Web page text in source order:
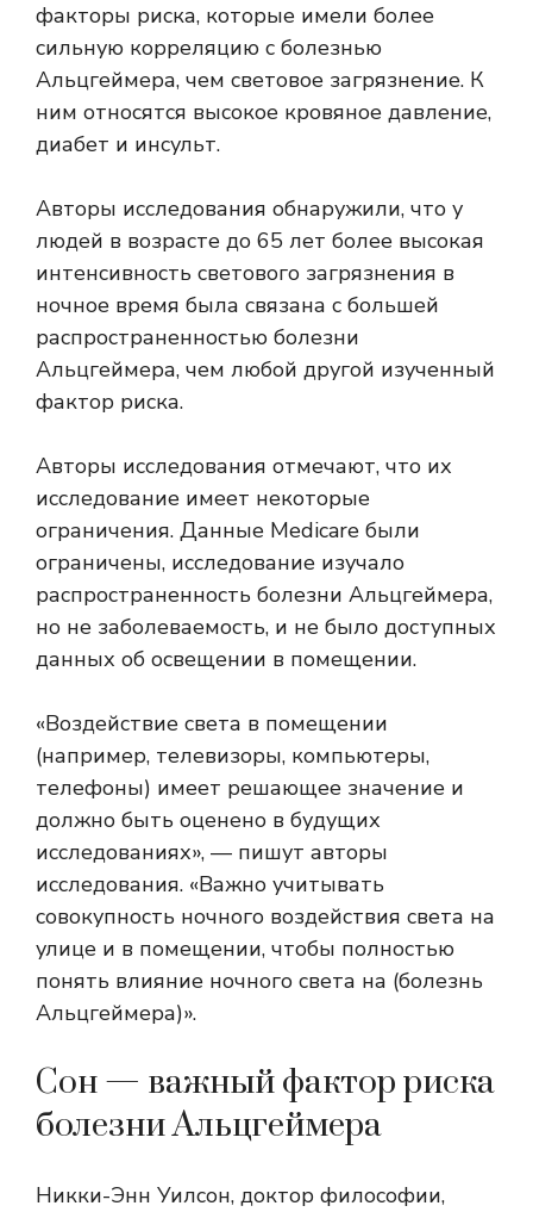
факторы риска, которые имели более
сильную корреляцию с болезнью
Альцгеймера, чем световое загрязнение. К
ним относятся высокое кровяное давление,
диабет и инсульт.
Авторы исследования обнаружили, что у
людей в возрасте до 65 лет более высокая
интенсивность светового загрязнения в
ночное время была связана с большей
распространенностью болезни
Альцгеймера, чем любой другой изученный
фактор риска.
Авторы исследования отмечают, что их
исследование имеет некоторые
ограничения. Данные Medicare были
ограничены, исследование изучало
распространенность болезни Альцгеймера,
но не заболеваемость, и не было доступных
данных об освещении в помещении.
«Воздействие света в помещении
(например, телевизоры, компьютеры,
телефоны) имеет решающее значение и
должно быть оценено в будущих
исследованиях», — пишут авторы
исследования. «Важно учитывать
совокупность ночного воздействия света на
улице и в помещении, чтобы полностью
понять влияние ночного света на (болезнь
Альцгеймера)».
Сон — важный фактор риска
болезни Альцгеймера
Никки-Энн Уилсон, доктор философии,